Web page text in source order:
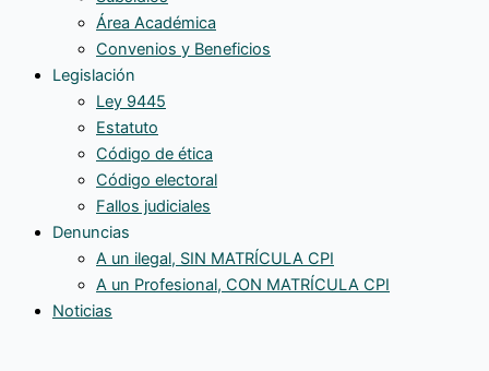
Área Académica
Convenios y Beneficios
Legislación
Ley 9445
Estatuto
Código de ética
Código electoral
Fallos judiciales
Denuncias
A un ilegal, SIN MATRÍCULA CPI
A un Profesional, CON MATRÍCULA CPI
Noticias